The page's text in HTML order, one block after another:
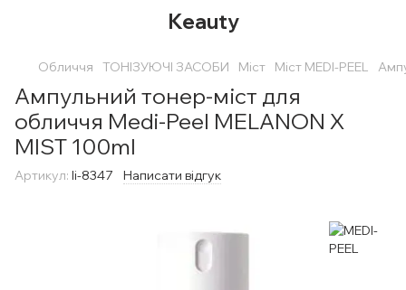
Keauty
Обличчя ТОНІЗУЮЧІ ЗАСОБИ Міст Міст MEDI-PEEL
Ампульний тонер-міст для
обличчя Medi-Peel MELANON X
MIST 100ml
Артикул: li-8347 Написати відгук